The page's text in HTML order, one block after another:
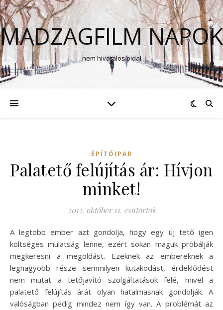
MADZAGFILM NAPOK
nem hivatalos oldal
ÉPÍTŐIPAR
Palatető felújítás ár: Hívjon
minket!
2012. október 11. csütörtök
A legtöbb ember azt gondolja, hogy egy új tető igen
költséges mulatság lenne, ezért sokan maguk próbálják
megkeresni a megoldást. Ezeknek az embereknek a
legnagyobb része semmilyen kutakodást, érdeklődést
nem mutat a tetőjavító szolgáltatások felé, mivel a
palatető felújítás árát olyan hatalmasnak gondolják. A
valóságban pedig mindez nem így van. A problémát az